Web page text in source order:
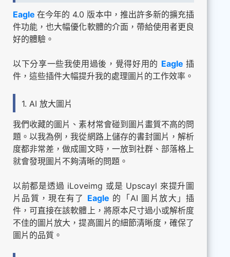
Eagle 在今年的 4.0 版本中，推出許多新的擴充插
件功能，也大幅優化軟體的介面，帶給使用者更良
好的體驗。
以下分享一些我使用過後，覺得好用的 Eagle 插
件，這些插件大幅提升我的處理圖片的工作效率。
1. AI 放大圖片
我們收藏的圖片、素材常會碰到圖片畫質不高的問
題。以我為例，我從網路上儲存的書封圖片，解析
度都非常差，做成圖文時，一放到社群、部落格上
就會發現圖片不夠清晰的問題。
以前都是透過 iLoveimg 或是 Upscayl 來提升圖
片品質，現在有了 Eagle 的「AI 圖片放大」插
件，可直接在該軟體上，將原本尺寸過小或解析度
不佳的圖片放大，提高圖片的細節清晰度，確保了
圖片的品質。